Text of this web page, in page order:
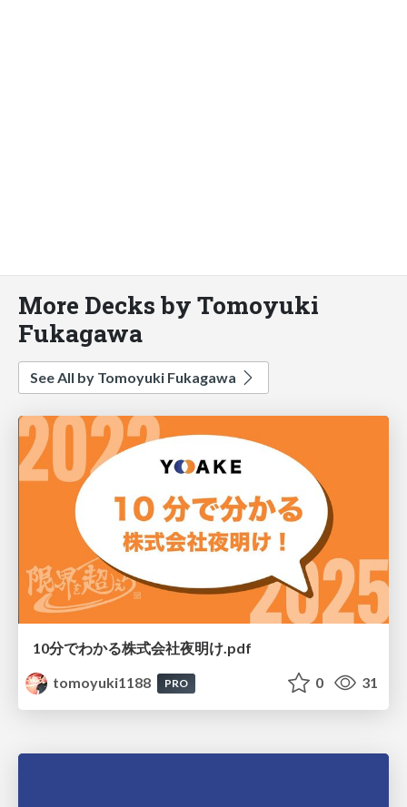
More Decks by Tomoyuki
Fukagawa
See All by Tomoyuki Fukagawa
10分でわかる株式会社夜明け.pdf
tomoyuki1188
PRO 0 31